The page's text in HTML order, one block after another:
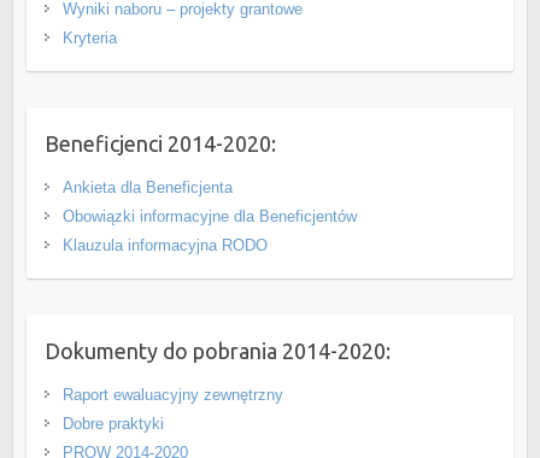
Wyniki naboru – projekty grantowe
Kryteria
Beneficjenci 2014-2020:
Ankieta dla Beneficjenta
Obowiązki informacyjne dla Beneficjentów
Klauzula informacyjna RODO
Dokumenty do pobrania 2014-2020:
Raport ewaluacyjny zewnętrzny
Dobre praktyki
PROW 2014-2020